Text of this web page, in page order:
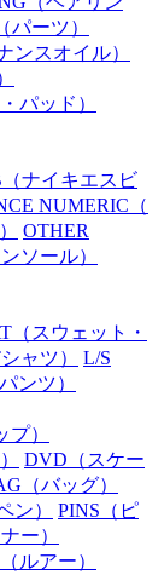
（パーツ）
ンスオイル）
パッド）
（ナイキエスビ
NUMERIC （
OTHER
ンソール）
（スウェット・
シャツ）
L/S
パンツ）
プ）
DVD （スケー
（バッグ）
ン） PINS （ピ
ー）
（ルアー）